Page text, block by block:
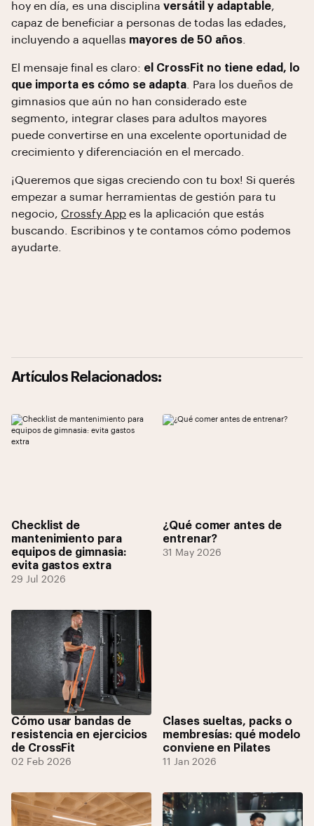
hoy en día, es una disciplina versátil y adaptable,
capaz de beneficiar a personas de todas las edades,
incluyendo a aquellas mayores de 50 años
El mensaje final es claro: el CrossFit no tiene edad, lo
que importa es cómo se adapta . Para los dueños de
gimnasios que aún no han considerado este
segmento, integrar clases para adultos mayores
puede convertirse en una excelente oportunidad de
crecimiento y diferenciación en el mercado.
¡Queremos que sigas creciendo con tu box! Si querés
empezar a sumar herramientas de gestión para tu
negocio, Crossfy App es la aplicación que estás
buscando. Escribinos y te contamos cómo podemos
ayudarte.
Artículos Relacionados:
Checklist de
mantenimiento para
equipos de gimnasia:
evita gastos extra
29 Jul 2026
¿Qué comer antes de
entrenar?
31 May 2026
Cómo usar bandas de
resistencia en ejercicios
de CrossFit
02 Feb 2026
Clases sueltas, packs o
membresías: qué modelo
conviene en Pilates
11 Jan 2026